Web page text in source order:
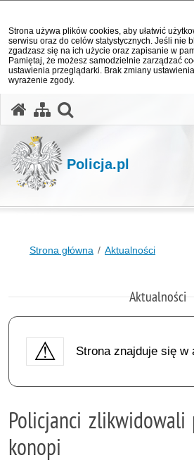
Strona używa plików cookies, aby ułatwić
serwisu oraz do celów statystycznych. Jeśli nie
zgadzasz się na ich użycie oraz zapisanie w
Pamiętaj, że możesz samodzielnie zarządzać
ustawienia przeglądarki. Brak zmiany
wyrażenie zgody.
Policja.pl
Strona główna Aktualności
Aktualności
Strona znajduje się w
Policjanci zlikwidowali
konopi